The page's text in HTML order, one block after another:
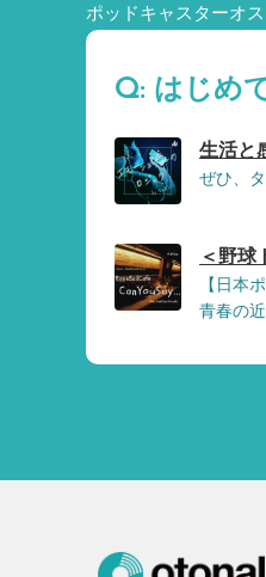
ポッドキャスターオ
Q: はじめ
生活と
ぜひ、
＜野球
【日本
青春の